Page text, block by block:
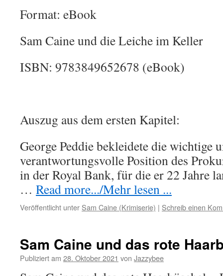
Format: eBook
Sam Caine und die Leiche im Keller
ISBN: 9783849652678 (eBook)
Auszug aus dem ersten Kapitel:
George Peddie bekleidete die wichtige
verantwortungsvolle Position des
in der Royal Bank, für die er 22 Jahre
… Read more.../Mehr lesen ...
Veröffentlicht unter Sam Caine (Krimiserie) | Schreib einen
Sam Caine und das rote
Publiziert am 28. Oktober 2021 von Jazzybee